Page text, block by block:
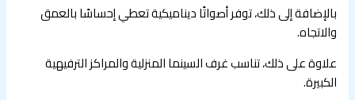
بالإضافة إلى ذلك، توفر أصواتًا ديناميكية تعطي إحساسًا بالعمق
والاتجاه.
علاوة على ذلك، تناسب غرف السينما المنزلية والمراكز الترفيهية
الكبيرة.